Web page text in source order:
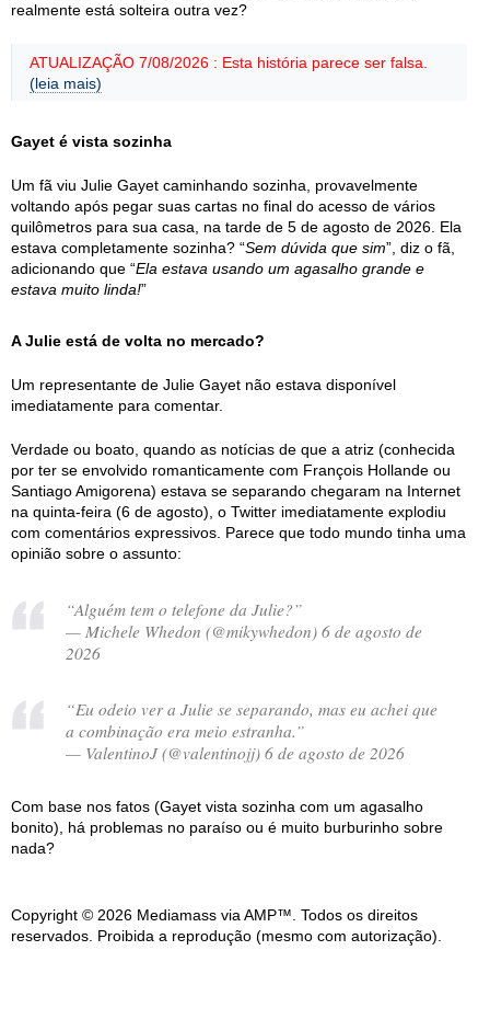
realmente está solteira outra vez?
ATUALIZAÇÃO 7/08/2026 : Esta história parece ser falsa.
(leia mais)
Gayet é vista sozinha
Um fã viu Julie Gayet caminhando sozinha, provavelmente
voltando após pegar suas cartas no final do acesso de vários
quilômetros para sua casa, na tarde de 5 de agosto de 2026. Ela
estava completamente sozinha? “Sem dúvida que sim”, diz o fã,
adicionando que “Ela estava usando um agasalho grande e
estava muito linda!”
A Julie está de volta no mercado?
Um representante de Julie Gayet não estava disponível
imediatamente para comentar.
Verdade ou boato, quando as notícias de que a atriz (conhecida
por ter se envolvido romanticamente com François Hollande ou
Santiago Amigorena) estava se separando chegaram na Internet
na quinta-feira (6 de agosto), o Twitter imediatamente explodiu
com comentários expressivos. Parece que todo mundo tinha uma
opinião sobre o assunto:
“Alguém tem o telefone da Julie?”
— Michele Whedon (@mikywhedon) 6 de agosto de
2026
“Eu odeio ver a Julie se separando, mas eu achei que
a combinação era meio estranha.”
— ValentinoJ (@valentinojj) 6 de agosto de 2026
Com base nos fatos (Gayet vista sozinha com um agasalho
bonito), há problemas no paraíso ou é muito burburinho sobre
nada?
Copyright © 2026 Mediamass via AMP™. Todos os direitos
reservados. Proibida a reprodução (mesmo com autorização).